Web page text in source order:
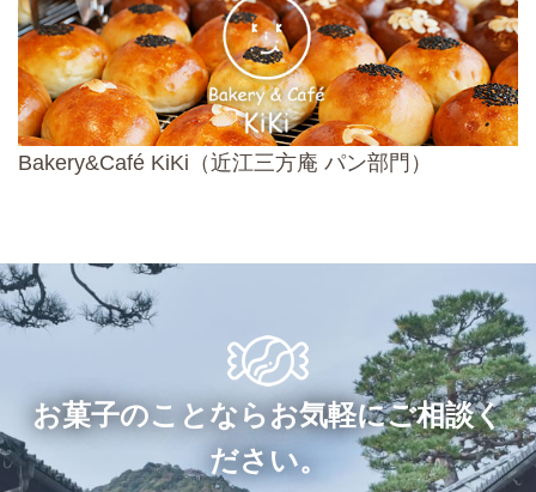
Bakery&Café KiKi（近江三方庵 パン部門）
お菓子のことならお気軽にご相談く
ださい。